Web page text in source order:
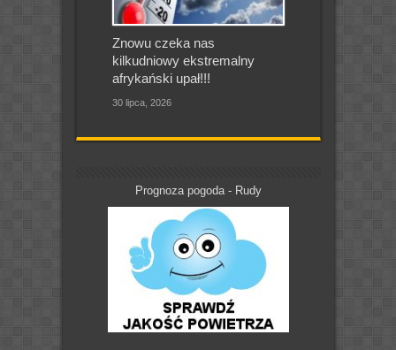
Znowu czeka nas
kilkudniowy ekstremalny
afrykański upał!!!
30 lipca, 2026
Prognoza pogoda - Rudy